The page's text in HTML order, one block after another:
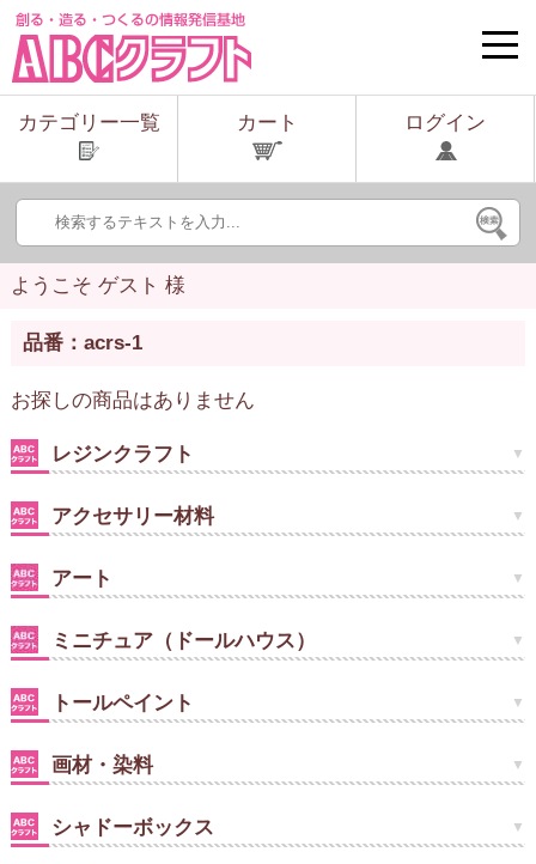
toggle
カテゴリー一覧
カート ログイン
ようこそ ゲスト 様
品番：acrs-1
お探しの商品はありません
レジンクラフト
アクセサリー材料
アート
ミニチュア（ドールハウス）
トールペイント
画材・染料
シャドーボックス